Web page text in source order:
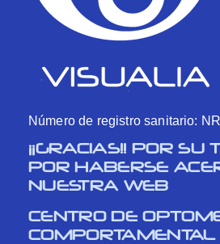
Número de registro sanitario:
¡¡GRACIAS!! POR SU
POR HABERSE
NUESTRA WEB
CENTRO DE
COMPORTAMENTAL